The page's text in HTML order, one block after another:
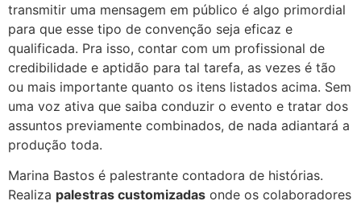
transmitir uma mensagem em público é algo primordial
para que esse tipo de convenção seja eficaz e
qualificada. Pra isso, contar com um profissional de
credibilidade e aptidão para tal tarefa, as vezes é tão
ou mais importante quanto os itens listados acima. Sem
uma voz ativa que saiba conduzir o evento e tratar dos
assuntos previamente combinados, de nada adiantará a
produção toda.
Marina Bastos é palestrante contadora de histórias.
Realiza palestras customizadas onde os colaboradores